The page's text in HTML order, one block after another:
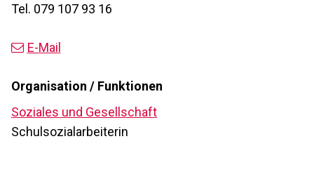
Tel. 079 107 93 16
E-Mail
Organisation / Funktionen
Soziales und Gesellschaft
Schulsozialarbeiterin